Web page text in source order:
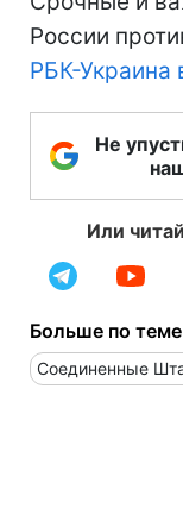
России
РБК-Украина
Не
Или
Больше по
Соединенные